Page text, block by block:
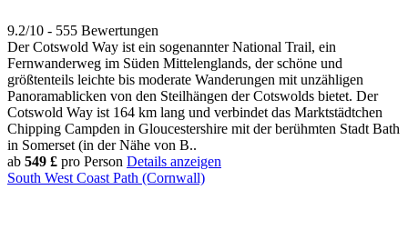
9.2/10 - 555 Bewertungen
Der Cotswold Way ist ein sogenannter National Trail, ein
Fernwanderweg im Süden Mittelenglands, der schöne und
größtenteils leichte bis moderate Wanderungen mit unzähligen
Panoramablicken von den Steilhängen der Cotswolds bietet. Der
Cotswold Way ist 164 km lang und verbindet das Marktstädtchen
Chipping Campden in Gloucestershire mit der berühmten Stadt Bath
in Somerset (in der Nähe von B..
ab 549 £ pro Person Details anzeigen
South West Coast Path (Cornwall)